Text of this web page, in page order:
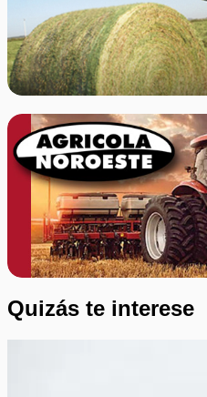
Quizás te interese